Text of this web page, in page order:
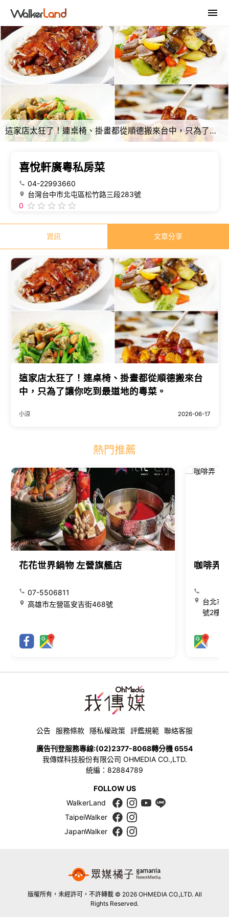
這家店太狂了！連桌椅、掛畫都從順德搬來台中，只為了讓你吃到最道地的粵菜。
喜悅軒廣粵私房菜
04-22993660
台灣台中市北屯區松竹路三段283號
0
資訊 文章分享
這家店太狂了！連桌椅、掛畫都從順德搬來台
中，只為了讓你吃到最道地的粵菜。
小涼 2026-06-17
熱門推薦
花花世界鍋物 左營旗艦店
07-5506811
高雄市左營區安吉街468號
咖啡弄
台北市
號2樓
公告 服務條款 隱私權政策 評鑑規範 聯絡客服
廣告刊登服務專線:(02)2377-8068轉分機 6554
我傳媒科技股份有限公司 OHMEDIA CO.,LTD.
統編：82884789
FOLLOW US
WalkerLand
TaipeiWalker
JapanWalker
版權所有，未經許可，不許轉載 © 2026 OHMEDIA CO.,LTD. All
Rights Reserved.